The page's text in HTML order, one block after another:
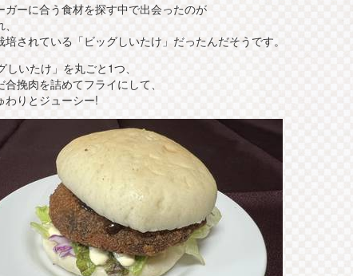
ガーに合う食材を探す中で出会ったのが
されている「ビッグしいたけ」だったんだそうです。
いたけ」を丸ごと1つ、
挽肉を詰めてフライにして、
わりとジューシー!